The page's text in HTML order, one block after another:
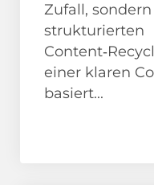
Zufall,
strukturierten
einer klaren
basiert...